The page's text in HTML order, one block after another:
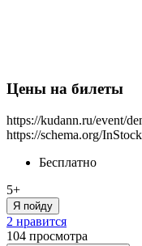
Цены на билеты
https://kudann.ru/event/
https://schema.org/InStock
Бесплатно
5+
Я пойду
2 нравится
104 просмотра